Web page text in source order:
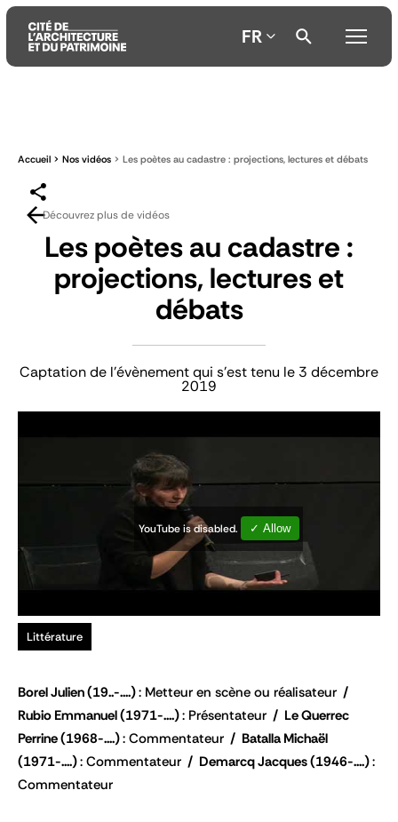
contenu
menu
FR
Accueil Nos vidéos Les poètes au cadastre : projections, lectures et débats
Découvrez plus de vidéos
Les poètes au cadastre :
projections, lectures et
débats
Captation de l'évènement qui s'est tenu le 3 décembre
2019
YouTube is disabled. ✓ Allow
Littérature
Borel Julien(19..-....) Metteur en scène ou réalisateur
Rubio Emmanuel(1971-....) Présentateur
Le Querrec
Perrine(1968-....) Commentateur
Batalla Michaël
(1971-....) Commentateur Demarcq Jacques(1946-....)
Commentateur